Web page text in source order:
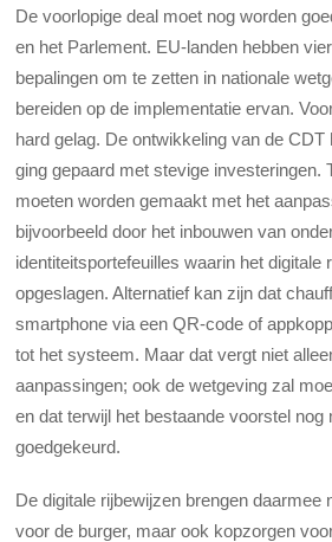
De voorlopige deal moet nog worden
en het Parlement. EU-landen hebben
bepalingen om te zetten in nationale
bereiden op de implementatie ervan. Vo
hard gelag. De ontwikkeling van de CDT
ging gepaard met stevige investeringen.
moeten worden gemaakt met het
bijvoorbeeld door het inbouwen van
identiteitsportefeuilles waarin het digitale
opgeslagen. Alternatief kan zijn dat
smartphone via een QR-code of
tot het systeem. Maar dat vergt niet
aanpassingen; ook de wetgeving zal
en dat terwijl het bestaande voorstel nog
goedgekeurd.
De digitale rijbewijzen brengen daarmee
voor de burger, maar ook kopzorgen